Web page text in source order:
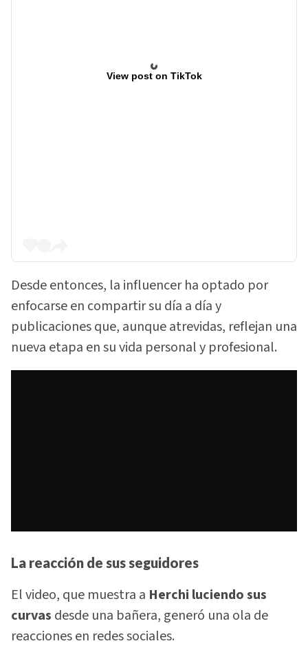
View post on TikTok
Desde entonces, la influencer ha optado por
enfocarse en compartir su día a día y
publicaciones que, aunque atrevidas, reflejan una
nueva etapa en su vida personal y profesional.
La reacción de sus seguidores
El video, que muestra a Herchi luciendo sus
curvas desde una bañera, generó una ola de
reacciones en redes sociales.